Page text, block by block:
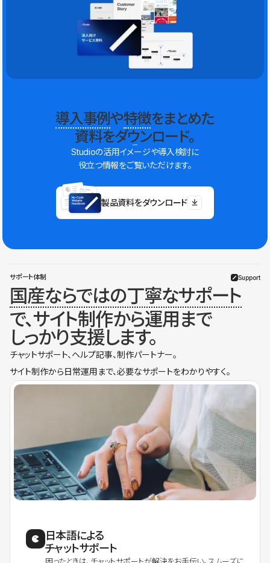
導入事例や特徴をまとめた
資料をダウンロード。
Studioの活用イメージや導入検討に
役立つ情報をご覧いただけます。
製品資料をダウンロード
サポート体制 Support
国産ならではの丁寧なサポート
で、サイト制作から運用まで
しっかり支援します。
チャットサポート、ヘルプ記事、制作パートナー。
サイト制作から日常運用まで、必要なサポートをわかりやすく。
日本語による
チャットサポート
困ったときは、チャットサポートが解決をお手伝い。スムーズに